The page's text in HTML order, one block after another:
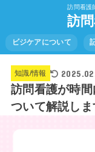
訪問看護
訪
ビジケアについて
知識/情報
訪問看護が時
ついて解説しま